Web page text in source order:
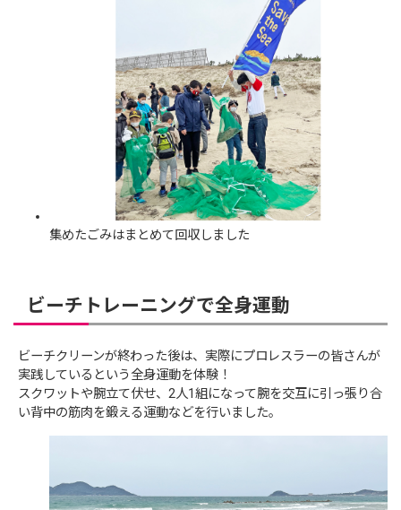
集めたごみはまとめて回収しました
ビーチトレーニングで全身運動
ビーチクリーンが終わった後は、実際にプロレスラーの皆さんが
実践しているという全身運動を体験！
スクワットや腕立て伏せ、2人1組になって腕を交互に引っ張り合
い背中の筋肉を鍛える運動などを行いました。